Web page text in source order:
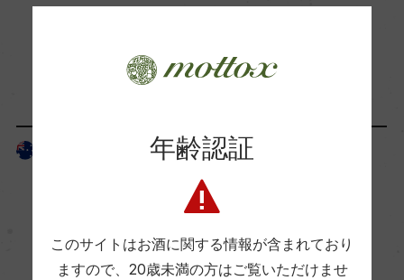
Wine Advocate 獲得点
Wine Spectator 得点
「生産者」が同じ商品
オーストラリア
年齢認証
このサイトはお酒に関する情報が含まれており
ますので、 20歳未満の方はご覧いただけませ